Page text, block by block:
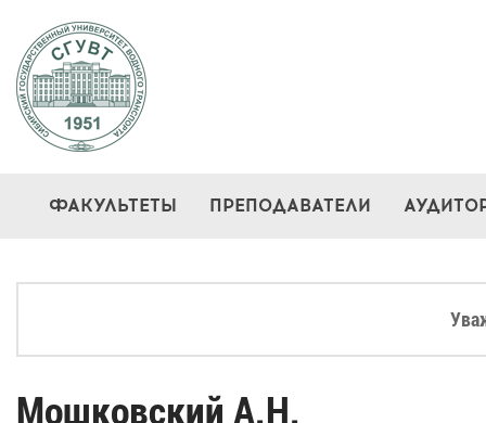
ФАКУЛЬТЕТЫ ПРЕПОДАВАТЕЛИ
Мошковский А.Н.